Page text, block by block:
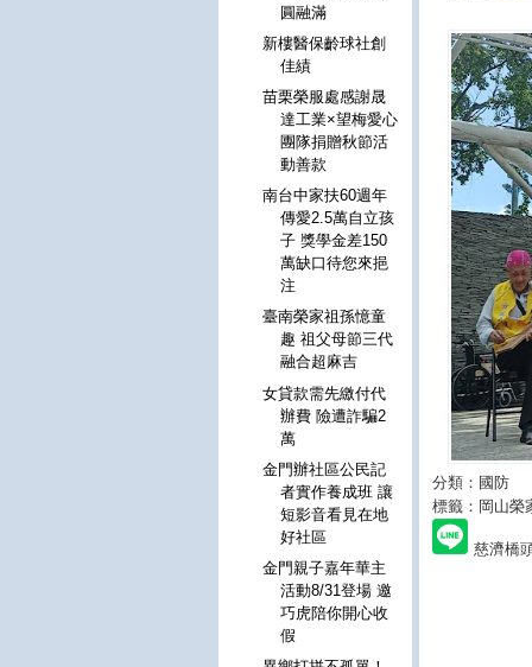
分類：國防
標籤：岡山榮
慈濟橋
圓融滿
新樓醫保齡球社創
佳績
苗栗榮服處感謝晟
達工業×望梅愛心
團隊捐贈秋節活
動善款
南台中家扶60週年
傳愛2.5萬自立孩
子 獎學金差150
萬缺口待您來挹
注
臺南榮家祖孫憶童
趣 祖父母節三代
融合超麻吉
女貸款需先繳付代
辦費 險遭詐騙2
萬
金門辦社區公民記
者實作養成班 讓
短影音看見在地
好社區
金門親子嘉年華主
活動8/31登場 邀
巧虎陪你開心收
假